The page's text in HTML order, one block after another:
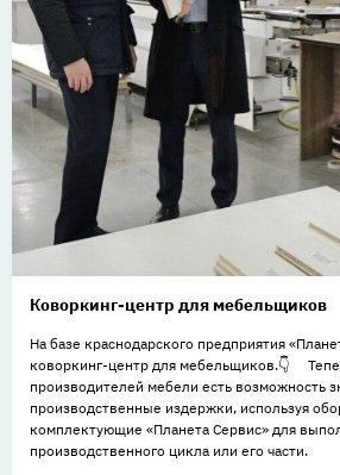
Коворкинг-центр для мебельщиков
На базе краснодарского предприятия
коворкинг-центр для мебельщиков.👇 ⠀
производителей мебели есть возможность
производственные издержки, используя
комплектующие «Планета Сервис» для
производственного цикла или его части.